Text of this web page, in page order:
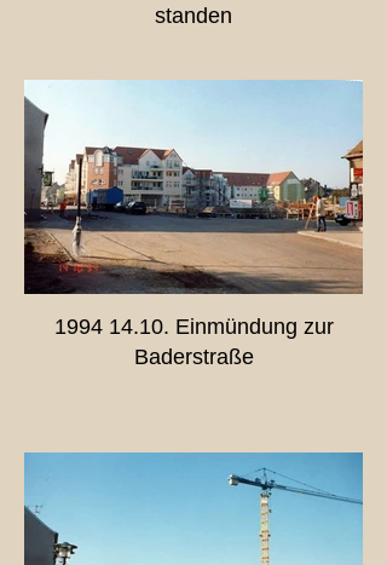
standen
1994 14.10. Einmündung zur
Baderstraße